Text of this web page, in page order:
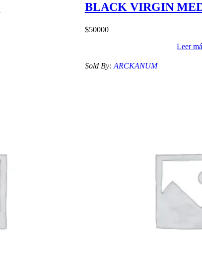
BLACK VIRGIN
$50000
Leer
Sold By: ARCKANUM